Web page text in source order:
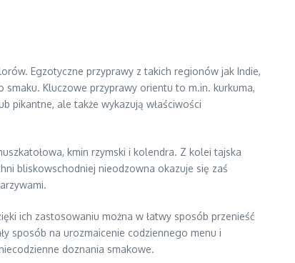
Egzotyczne przyprawy z takich regionów jak Indie,
smaku. Kluczowe przyprawy orientu to m.in. kurkuma,
pikantne, ale także wykazują właściwości
kmin rzymski i kolendra. Z kolei tajska
bliskowschodniej nieodzowna okazuje się zaś
ich zastosowaniu można w łatwy sposób przenieść
sposób na urozmaicenie codziennego menu i
doznania smakowe.